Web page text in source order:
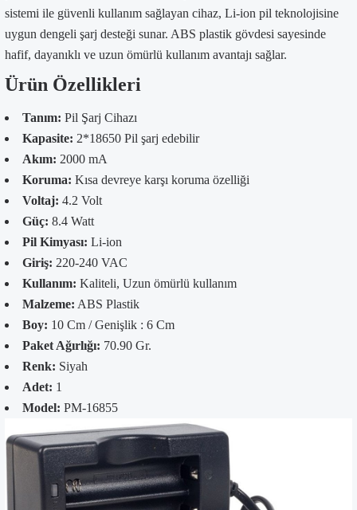
sistemi ile güvenli kullanım sağlayan cihaz, Li-ion pil teknolojisine
uygun dengeli şarj desteği sunar. ABS plastik gövdesi sayesinde
hafif, dayanıklı ve uzun ömürlü kullanım avantajı sağlar.
Ürün Özellikleri
Tanım: Pil Şarj Cihazı
Kapasite: 2*18650 Pil şarj edebilir
Akım: 2000 mA
Koruma: Kısa devreye karşı koruma özelliği
Voltaj: 4.2 Volt
Güç: 8.4 Watt
Pil Kimyası: Li-ion
Giriş: 220-240 VAC
Kullanım: Kaliteli, Uzun ömürlü kullanım
Malzeme: ABS Plastik
Boy: 10 Cm / Genişlik : 6 Cm
Paket Ağırlığı: 70.90 Gr.
Renk: Siyah
Adet: 1
Model: PM-16855